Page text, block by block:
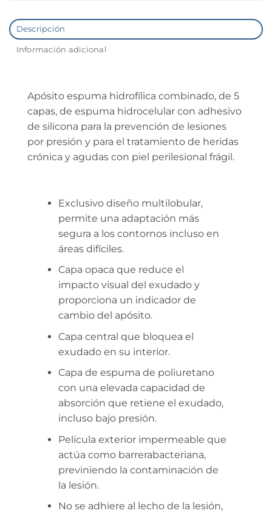
Descripción
Información adicional
Apósito espuma hidrofílica combinado, de 5
capas, de espuma hidrocelular con adhesivo
de silicona para la prevención de lesiones
por presión y para el tratamiento de heridas
crónica y agudas con piel perilesional frágil.
Exclusivo diseño multilobular,
permite una adaptación más
segura a los contornos incluso en
áreas difíciles.
Capa opaca que reduce el
impacto visual del exudado y
proporciona un indicador de
cambio del apósito.
Capa central que bloquea el
exudado en su interior.
Capa de espuma de poliuretano
con una elevada capacidad de
absorción que retiene el exudado,
incluso bajo presión.
Película exterior impermeable que
actúa como barrerabacteriana,
previniendo la contaminación de
la lesión.
No se adhiere al lecho de la lesión,